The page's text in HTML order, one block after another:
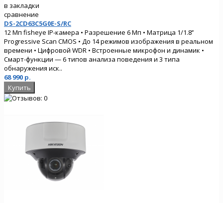
в закладки
сравнение
DS-2CD63C5G0E-S/RC
12 Мп fisheye IP-камера • Разрешение 6 Мп • Матрица 1/1.8’’
Progressive Scan CMOS • До 14 режимов изображения в реальном
времени • Цифровой WDR • Встроенные микрофон и динамик •
Смарт-функции — 6 типов анализа поведения и 3 типа
обнаружения иск..
68 990 р.